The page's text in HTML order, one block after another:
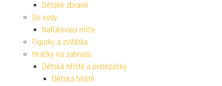
Dětské zbraně
Do vody
Nafukovací míče
Figurky a zvířátka
Hračky na zahradu
Dětská hřiště a prolézačky
Dětská hřiště